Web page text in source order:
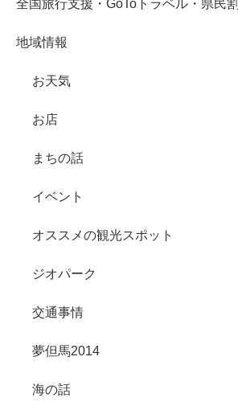
全国旅行支援・GoToトラベル・県民割
地域情報
お天気
お店
まちの話
イベント
オススメの観光スポット
ジオパーク
交通事情
夢但馬2014
海の話